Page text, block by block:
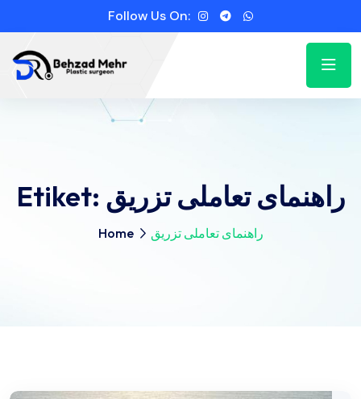
Follow Us On:
Etiket: راهنمای تعاملی تزریق
Home راهنمای تعاملی تزریق